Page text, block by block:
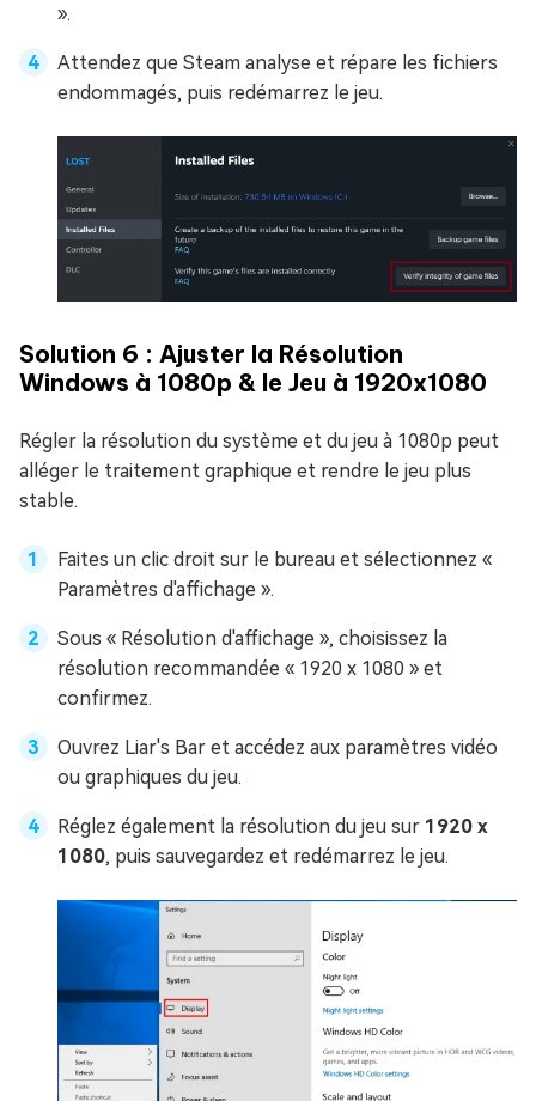
».
Attendez que Steam analyse et répare les fichiers
endommagés, puis redémarrez le jeu.
Solution 6 : Ajuster la Résolution
Windows à 1080p & le Jeu à 1920x1080
Régler la résolution du système et du jeu à 1080p peut
alléger le traitement graphique et rendre le jeu plus
stable.
Faites un clic droit sur le bureau et sélectionnez «
Paramètres d'affichage ».
Sous « Résolution d'affichage », choisissez la
résolution recommandée « 1920 x 1080 » et
confirmez.
Ouvrez Liar's Bar et accédez aux paramètres vidéo
ou graphiques du jeu.
Réglez également la résolution du jeu sur 1920 x
1080, puis sauvegardez et redémarrez le jeu.